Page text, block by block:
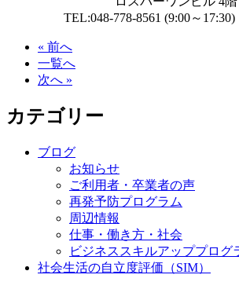
TEL:048-778-8561 (9:00～
« 前へ
一覧へ
次へ »
カテゴリー
ブログ
お知らせ
ご利用者・卒業者の声
再発予防プログラム
周辺情報
仕事・働き方・社会
ビジネススキルアッププログ
社会生活の自立度評価（SIM）